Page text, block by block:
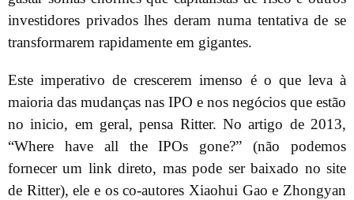
investidores privados lhes deram numa tentativa de se
transformarem rapidamente em gigantes.
Este imperativo de crescerem imenso é o que leva à
maioria das mudanças nas IPO e nos negócios que estão
no inicio, em geral, pensa Ritter. No artigo de 2013,
“Where have all the IPOs gone?” (não podemos
fornecer um link direto, mas pode ser baixado no site
de Ritter), ele e os co-autores Xiaohui Gao e Zhongyan